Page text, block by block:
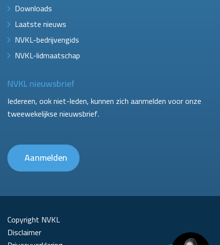
Downloads
Laatste nieuws
NVKL-bedrijvengids
NVKL-lidmaatschap
NVKL nieuwsbrief
Iedereen, ook niet-leden, kunnen zich aanmelden voor onze
tweewekelijkse nieuwsbrief.
Aanmelden
Copyright NVKL
Disclaimer